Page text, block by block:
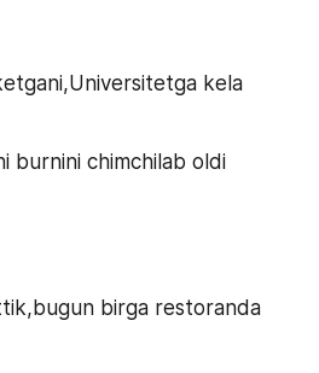
kela
burnini chimchilab oldi
birga restoranda